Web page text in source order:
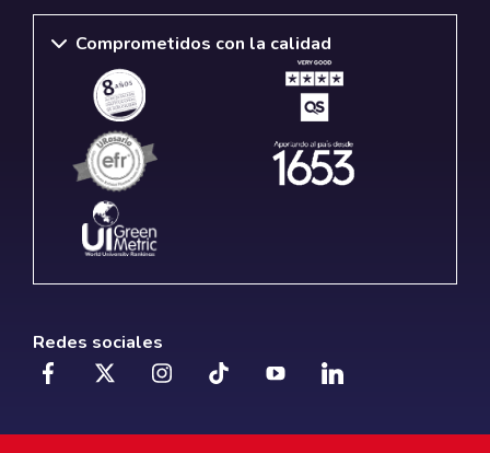
Comprometidos con la calidad
Redes sociales